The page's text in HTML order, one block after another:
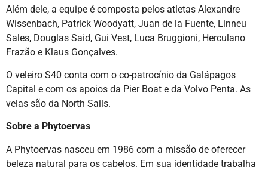
Além dele, a equipe é composta pelos atletas Alexandre
Wissenbach, Patrick Woodyatt, Juan de la Fuente, Linneu
Sales, Douglas Said, Gui Vest, Luca Bruggioni, Herculano
Frazão e Klaus Gonçalves.
O veleiro S40 conta com o co-patrocínio da Galápagos
Capital e com os apoios da Pier Boat e da Volvo Penta. As
velas são da North Sails.
Sobre a Phytoervas
A Phytoervas nasceu em 1986 com a missão de oferecer
beleza natural para os cabelos. Em sua identidade trabalha